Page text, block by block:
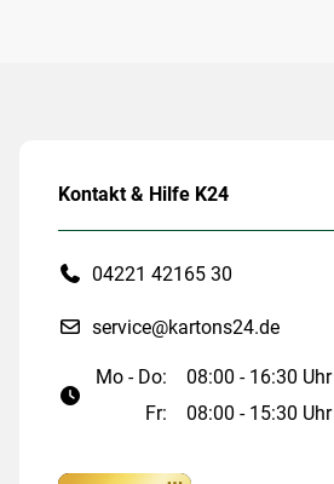
Kontakt & Hilfe K24
04221 42165 30
service@kartons24.de
Mo - Do:
08:00 - 16:30 Uhr
Fr:
08:00 - 15:30 Uhr